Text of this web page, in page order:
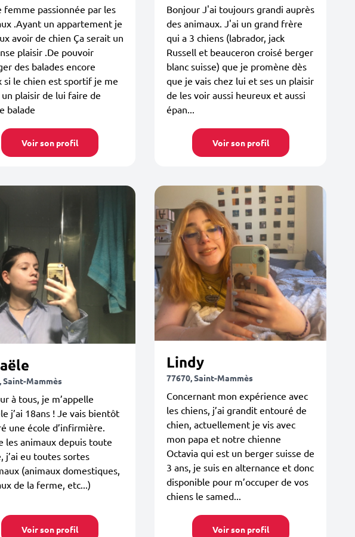
femme passionnée par les
.Ayant un appartement je
avoir de chien Ça serait un
plaisir .De pouvoir
des balades encore
si le chien est sportif je me
plaisir de lui faire de
balade
Voir son profil
Bonjour J'ai toujours grandi auprès
des animaux. J'ai un grand frère
qui a 3 chiens (labrador, jack
Russell et beauceron croisé berger
blanc suisse) que je promène dès
que je vais chez lui et ses un plaisir
de les voir aussi heureux et aussi
épan...
Voir son profil
Saint-Mammès
à tous, je m’appelle
j’ai 18ans ! Je vais bientôt
une école d’infirmière.
les animaux depuis toute
j’ai eu toutes sortes
(animaux domestiques,
de la ferme, etc...)
Voir son profil
Lindy
77670, Saint-Mammès
Concernant mon expérience avec
les chiens, j’ai grandit entouré de
chien, actuellement je vis avec
mon papa et notre chienne
Octavia qui est un berger suisse de
3 ans, je suis en alternance et donc
disponible pour m’occuper de vos
chiens le samed...
Voir son profil